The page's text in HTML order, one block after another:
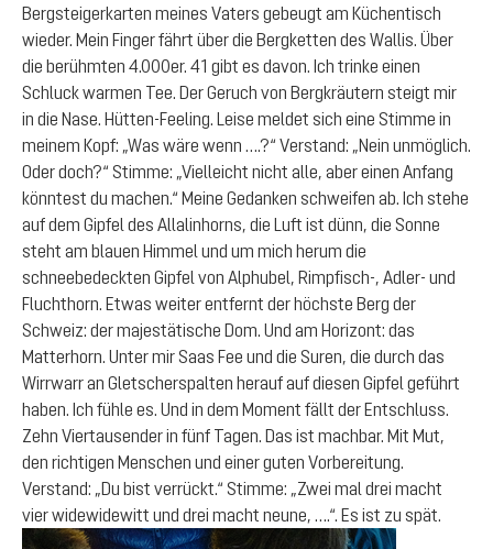
Bergsteigerkarten meines Vaters gebeugt am Küchentisch
wieder. Mein Finger fährt über die Bergketten des Wallis. Über
die berühmten 4.000er. 41 gibt es davon. Ich trinke einen
Schluck warmen Tee. Der Geruch von Bergkräutern steigt mir
in die Nase. Hütten-Feeling. Leise meldet sich eine Stimme in
meinem Kopf: „Was wäre wenn ….?“ Verstand: „Nein unmöglich.
Oder doch?“ Stimme: „Vielleicht nicht alle, aber einen Anfang
könntest du machen.“ Meine Gedanken schweifen ab. Ich stehe
auf dem Gipfel des Allalinhorns, die Luft ist dünn, die Sonne
steht am blauen Himmel und um mich herum die
schneebedeckten Gipfel von Alphubel, Rimpfisch-, Adler- und
Fluchthorn. Etwas weiter entfernt der höchste Berg der
Schweiz: der majestätische Dom. Und am Horizont: das
Matterhorn. Unter mir Saas Fee und die Suren, die durch das
Wirrwarr an Gletscherspalten herauf auf diesen Gipfel geführt
haben. Ich fühle es. Und in dem Moment fällt der Entschluss.
Zehn Viertausender in fünf Tagen. Das ist machbar. Mit Mut,
den richtigen Menschen und einer guten Vorbereitung.
Verstand: „Du bist verrückt.“ Stimme: „Zwei mal drei macht
vier widewidewitt und drei macht neune, ….“. Es ist zu spät.